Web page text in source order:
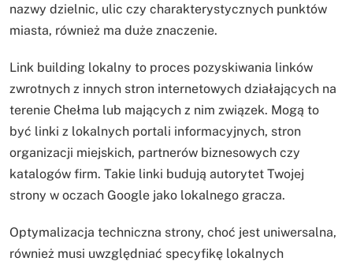
nazwy dzielnic, ulic czy charakterystycznych punktów
miasta, również ma duże znaczenie.
Link building lokalny to proces pozyskiwania linków
zwrotnych z innych stron internetowych działających na
terenie Chełma lub mających z nim związek. Mogą to
być linki z lokalnych portali informacyjnych, stron
organizacji miejskich, partnerów biznesowych czy
katalogów firm. Takie linki budują autorytet Twojej
strony w oczach Google jako lokalnego gracza.
Optymalizacja techniczna strony, choć jest uniwersalna,
również musi uwzględniać specyfikę lokalnych